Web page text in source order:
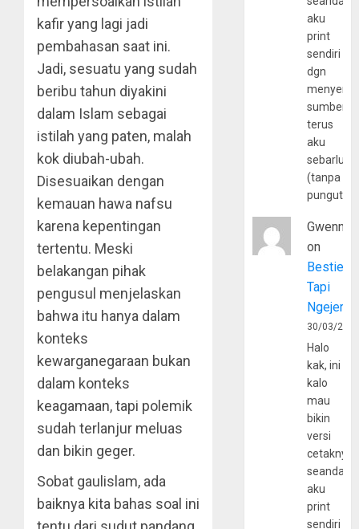
kafir yang lagi jadi
pembahasan saat ini.
Jadi, sesuatu yang sudah
beribu tahun diyakini
dalam Islam sebagai
istilah yang paten, malah
kok diubah-ubah.
Disesuaikan dengan
kemauan hawa nafsu
karena kepentingan
tertentu. Meski
belakangan pihak
pengusul menjelaskan
bahwa itu hanya dalam
konteks
kewarganegaraan bukan
dalam konteks
keagamaan, tapi polemik
sudah terlanjur meluas
dan bikin geger.
Sobat gaulislam, ada
baiknya kita bahas soal ini
aku
print
sendiri
dgn
sumber
terus
aku
(tanpa
Gwenny
on
Bestie
Tapi
30/03/
Halo
kak, ini
kalo
mau
bikin
versi
cetaknya
aku
print
sendiri